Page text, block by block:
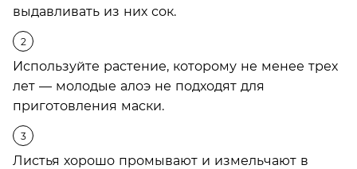
выдавливать из них сок.
Используйте растение, которому не менее трех
лет — молодые алоэ не подходят для
приготовления маски.
Листья хорошо промывают и измельчают в